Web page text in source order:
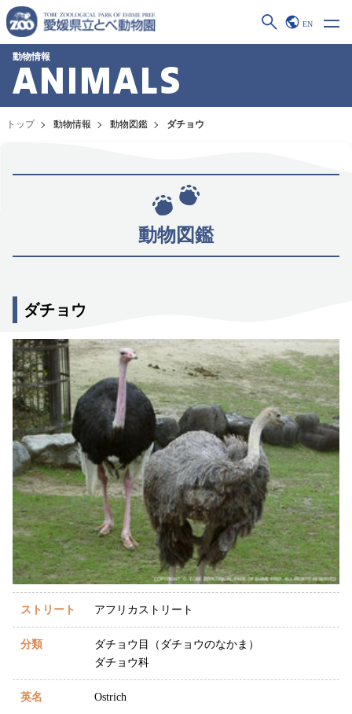
EN
動物情報
ANIMALS
トップ 動物情報 動物図鑑 ダチョウ
動物図鑑
ダチョウ
ストリート アフリカストリート
分類
ダチョウ目（ダチョウのなかま）
ダチョウ科
英名 Ostrich